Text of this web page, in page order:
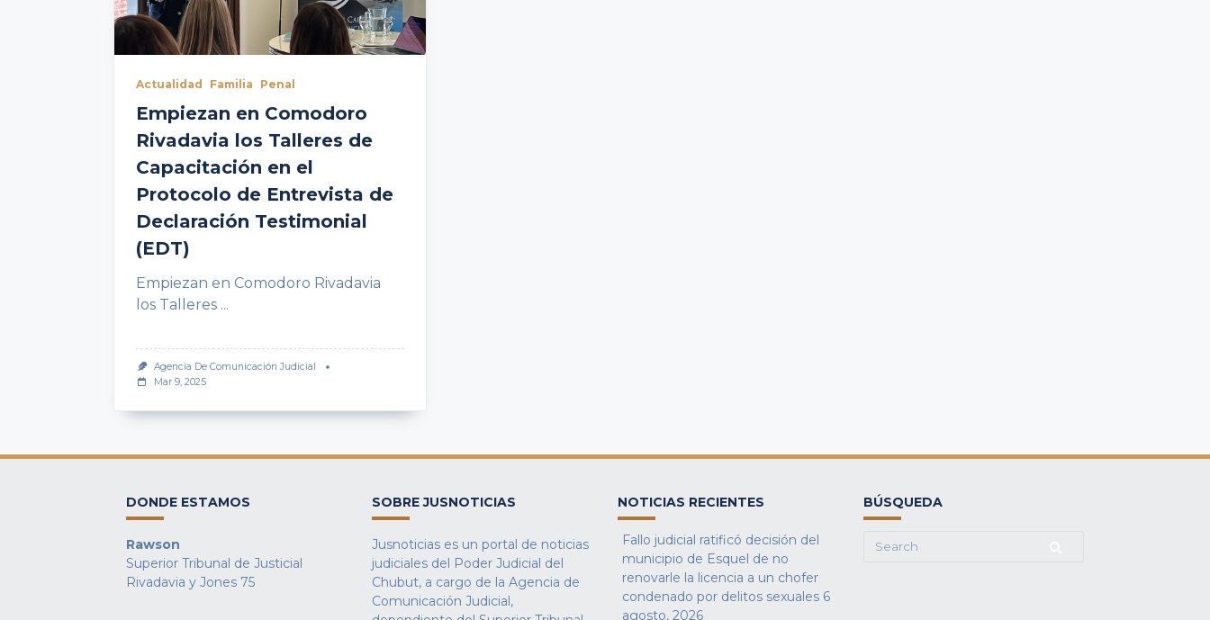
Actualidad Familia Penal
Empiezan en Comodoro
Rivadavia los Talleres de
Capacitación en el
Protocolo de Entrevista de
Declaración Testimonial
(EDT)
Empiezan en Comodoro Rivadavia
los Talleres ...
Agencia De Comunicación Judicial
Mar 9, 2025
DONDE ESTAMOS
Rawson
Superior Tribunal de Justicial
Rivadavia y Jones 75
SOBRE JUSNOTICIAS
Jusnoticias es un portal de noticias
judiciales del Poder Judicial del
Chubut, a cargo de la Agencia de
Comunicación Judicial,
NOTICIAS RECIENTES
Fallo judicial ratificó decisión del
municipio de Esquel de no
renovarle la licencia a un chofer
condenado por delitos sexuales 6
agosto, 2026
BÚSQUEDA
Search